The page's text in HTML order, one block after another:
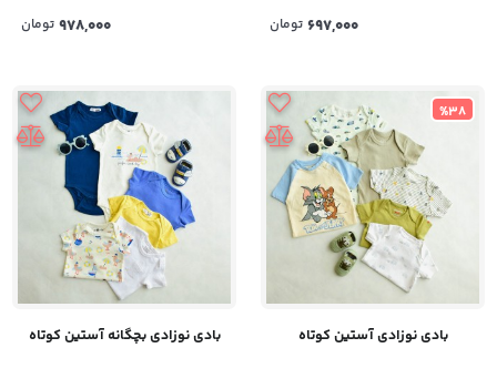
697,000 تومان 978,000 تومان
%38
بادی نوزادی آستین کوتاه بادی نوزادی بچگانه آستین کوتاه